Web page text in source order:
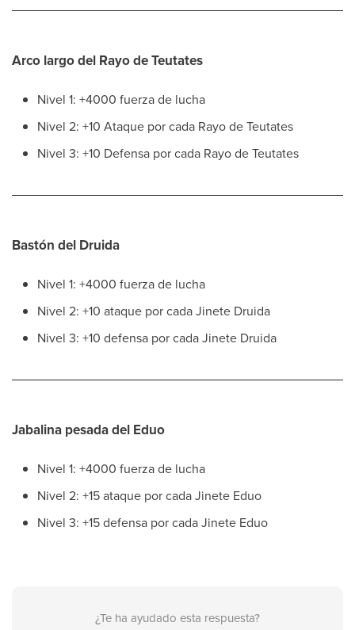
Arco largo del Rayo de Teutates
Nivel 1: +4000 fuerza de lucha
Nivel 2: +10 Ataque por cada Rayo de Teutates
Nivel 3: +10 Defensa por cada Rayo de Teutates
Bastón del Druida
Nivel 1: +4000 fuerza de lucha
Nivel 2: +10 ataque por cada Jinete Druida
Nivel 3: +10 defensa por cada Jinete Druida
Jabalina pesada del Eduo
Nivel 1: +4000 fuerza de lucha
Nivel 2: +15 ataque por cada Jinete Eduo
Nivel 3: +15 defensa por cada Jinete Eduo
¿Te ha ayudado esta respuesta?